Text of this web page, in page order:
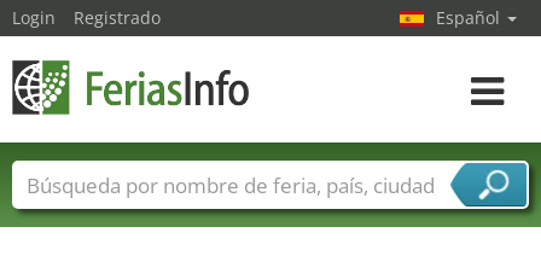
Login Registrado Español
toggle
Nombres de ferias Países
Ciudades